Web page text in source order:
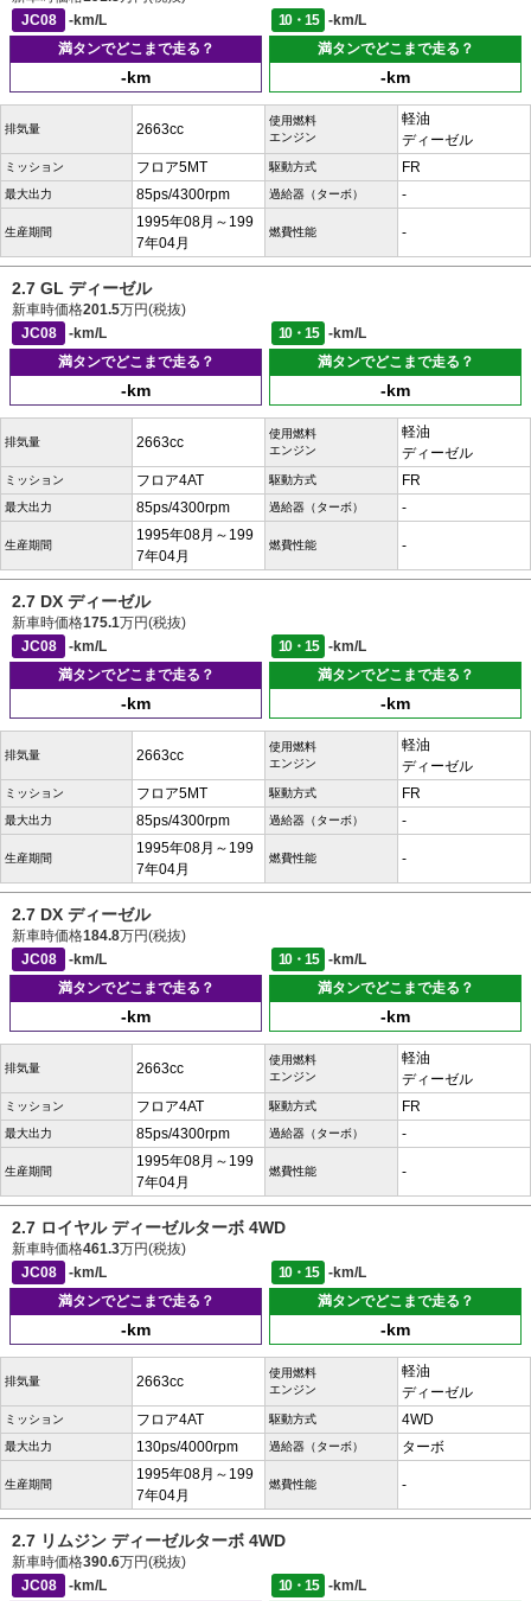
JC08
-km/L 10・15
-km/L
満タンでどこまで走る？
-km
満タンでどこまで走る？
-km
排気量 2663cc
使用燃料
エンジン
軽油
ディーゼル
ミッション フロア5MT 駆動方式 FR
最大出力 85ps/4300rpm 過給器（ターボ） -
生産期間
1995年08月～199
7年04月
燃費性能 -
2.7 GL ディーゼル
新車時価格201.5万円(税抜)
JC08
-km/L 10・15
-km/L
満タンでどこまで走る？
-km
満タンでどこまで走る？
-km
排気量 2663cc
使用燃料
エンジン
軽油
ディーゼル
ミッション フロア4AT 駆動方式 FR
最大出力 85ps/4300rpm 過給器（ターボ） -
生産期間
1995年08月～199
7年04月
燃費性能 -
2.7 DX ディーゼル
新車時価格175.1万円(税抜)
JC08
-km/L 10・15
-km/L
満タンでどこまで走る？
-km
満タンでどこまで走る？
-km
排気量 2663cc
使用燃料
エンジン
軽油
ディーゼル
ミッション フロア5MT 駆動方式 FR
最大出力 85ps/4300rpm 過給器（ターボ） -
生産期間
1995年08月～199
7年04月
燃費性能 -
2.7 DX ディーゼル
新車時価格184.8万円(税抜)
JC08
-km/L 10・15
-km/L
満タンでどこまで走る？
-km
満タンでどこまで走る？
-km
排気量 2663cc
使用燃料
エンジン
軽油
ディーゼル
ミッション フロア4AT 駆動方式 FR
最大出力 85ps/4300rpm 過給器（ターボ） -
生産期間
1995年08月～199
7年04月
燃費性能 -
2.7 ロイヤル ディーゼルターボ 4WD
新車時価格461.3万円(税抜)
JC08
-km/L 10・15
-km/L
満タンでどこまで走る？
-km
満タンでどこまで走る？
-km
排気量 2663cc
使用燃料
エンジン
軽油
ディーゼル
ミッション フロア4AT 駆動方式 4WD
最大出力 130ps/4000rpm 過給器（ターボ） ターボ
生産期間
1995年08月～199
7年04月
燃費性能 -
2.7 リムジン ディーゼルターボ 4WD
新車時価格390.6万円(税抜)
JC08
-km/L 10・15
-km/L